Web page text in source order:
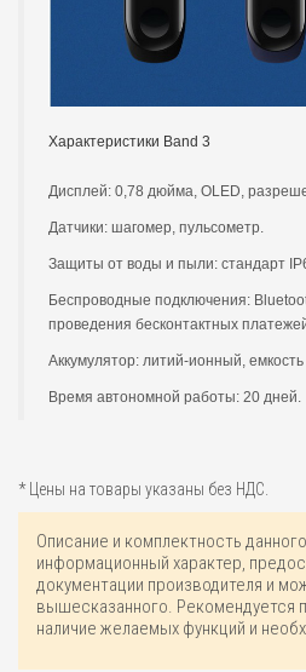
Характеристики Band 3
Дисплей: 0,78 дюйма, OLED,
Датчики: шагомер, пульсометр.
Защиты от воды и пыли: стандарт
Беспроводные подключения:
проведения бесконтактных
Аккумулятор: литий-ионный, емкость
Время автономной работы: 20 дней.
* Цены на товары указаны без НДС.
Описание и комплектность
информационный характер,
документации производителя и
вышесказанного. Рекомендуется
наличие желаемых функций и